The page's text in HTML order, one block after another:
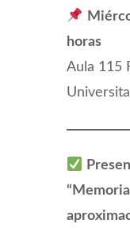
horas
Aula 115